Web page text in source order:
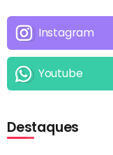
Instagram
Youtube
Destaques